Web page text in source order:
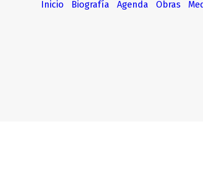
Inicio Biografía Agenda Obras